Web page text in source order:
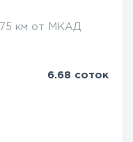
75 км от МКАД
6.68 соток